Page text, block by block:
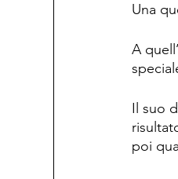
Una
A
Il suo
poi